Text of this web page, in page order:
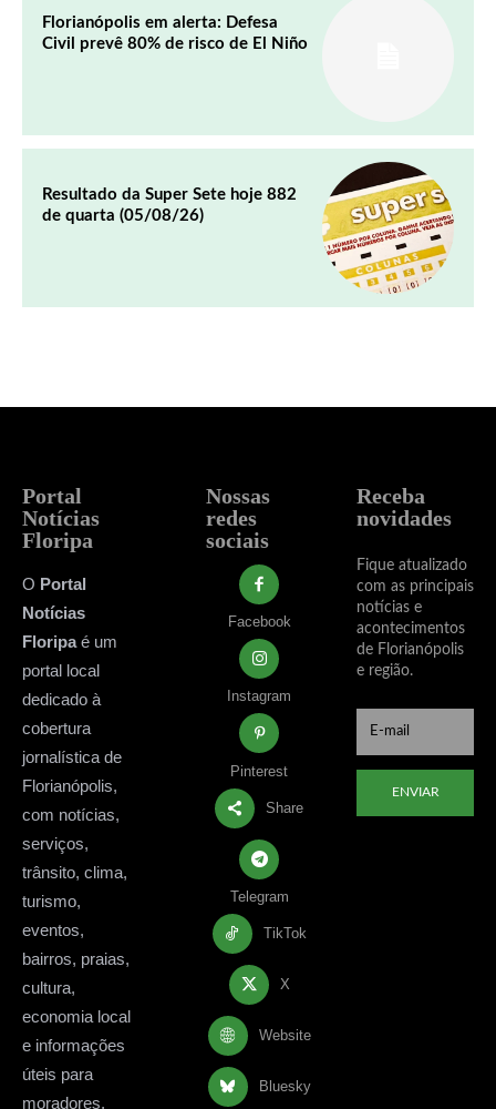
Florianópolis em alerta: Defesa
Civil prevê 80% de risco de El Niño
Resultado da Super Sete hoje 882
de quarta (05/08/26)
Portal
Notícias
Floripa
O Portal
Notícias
Floripaé um
portal local
dedicado à
cobertura
jornalística de
Florianópolis,
com notícias,
serviços,
trânsito, clima,
turismo,
eventos,
bairros, praias,
cultura,
economia local
e informações
úteis para
moradores,
Nossas
redes
sociais
Facebook
Instagram
Pinterest
Share
Telegram
TikTok
X
Website
Bluesky
Receba
novidades
Fique atualizado
com as principais
notícias e
acontecimentos
de Florianópolis
e região.
ENVIAR